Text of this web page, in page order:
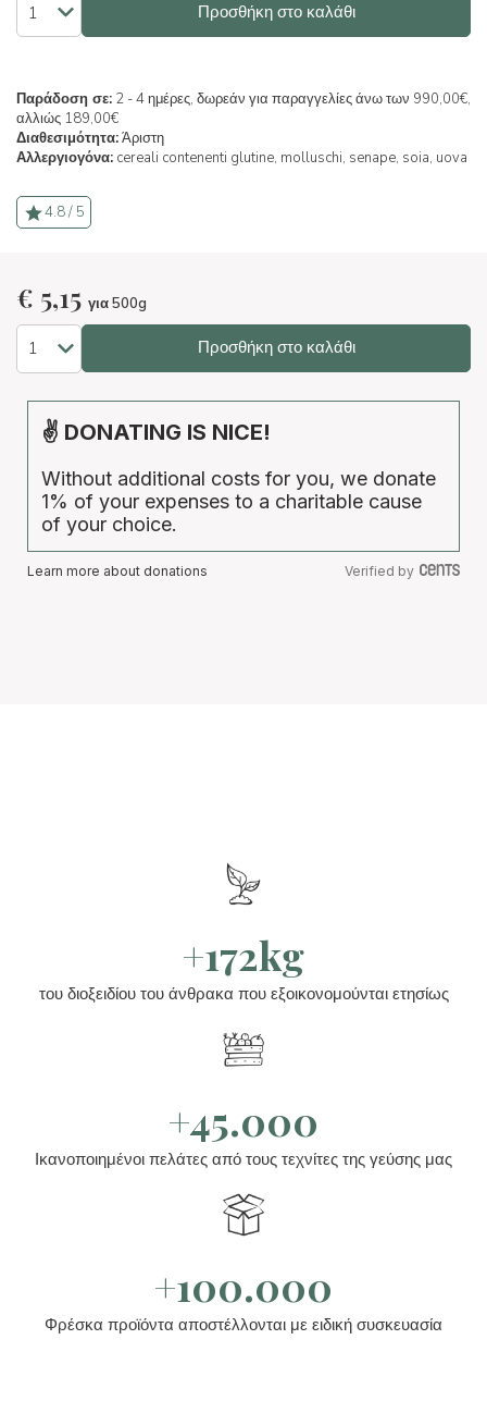
Προσθήκη στο καλάθι
Παράδοση σε: 2 - 4 ημέρες, δωρεάν για παραγγελίες άνω των 990,00€,
αλλιώς 189,00€
Διαθεσιμότητα:Άριστη
Αλλεργιογόνα: cereali contenenti glutine, molluschi, senape, soia, uova
4.8 / 5
€ 5,15 για 500g
Προσθήκη στο καλάθι
✌ DONATING IS NICE!
Without additional costs for you, we donate
1% of your expenses to a charitable cause
of your choice.
Learn more about donations Verified by
+172kg
του διοξειδίου του άνθρακα που εξοικονομούνται ετησίως
+45.000
Ικανοποιημένοι πελάτες από τους τεχνίτες της γεύσης μας
+100.000
Φρέσκα προϊόντα αποστέλλονται με ειδική συσκευασία